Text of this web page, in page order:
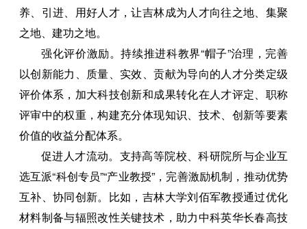
养、引进、用好人才，让吉林成为人才向往之地、集聚
之地、建功之地。
强化评价激励。持续推进科教界“帽子”治理，完善
以创新能力、质量、实效、贡献为导向的人才分类定级
评价体系，加大科技创新和成果转化在人才评定、职称
评审中的权重，构建充分体现知识、技术、创新等要素
价值的收益分配体系。
促进人才流动。支持高等院校、科研院所与企业互
选互派“科创专员”“产业教授”，完善激励机制，推动优势
互补、协同创新。比如，吉林大学刘佰军教授通过优化
材料制备与辐照改性关键技术，助力中科英华长春高技